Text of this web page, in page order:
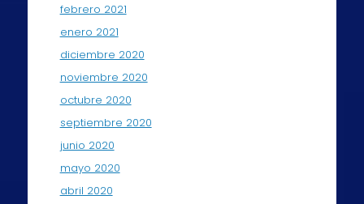
febrero 2021
enero 2021
diciembre 2020
noviembre 2020
octubre 2020
septiembre 2020
junio 2020
mayo 2020
abril 2020